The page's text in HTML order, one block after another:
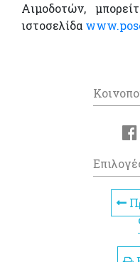
Αιμοδοτών,
ιστοσελίδα